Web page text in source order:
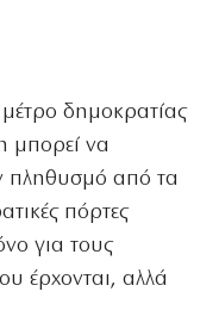
δημοκρατίας
μπορεί να
πληθυσμό από τα
πόρτες
για τους
έρχονται, αλλά